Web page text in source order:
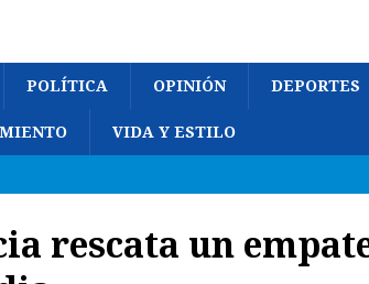
POLÍTICA OPINIÓN DEPORTES
VIDA Y ESTILO
rescata un